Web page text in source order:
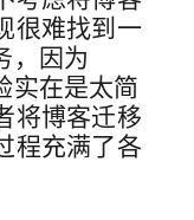
很难找到一
，因为
实在是太简
将博客迁移
程充满了各